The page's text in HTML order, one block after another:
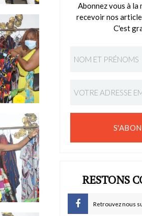
Abonnez vous à
recevoir nos
C'est
RESTONS
Retrouvez nous